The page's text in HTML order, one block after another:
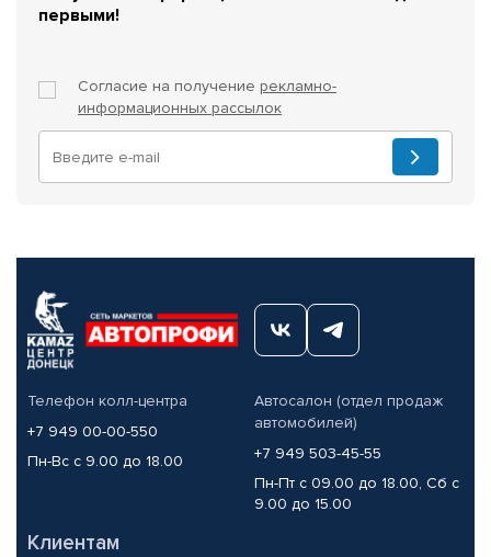
первыми!
Согласие на получение рекламно-
информационных рассылок
Телефон колл-центра
+7 949 00-00-550
Пн-Вс с 9.00 до 18.00
Автосалон (отдел продаж
автомобилей)
+7 949 503-45-55
Пн-Пт с 09.00 до 18.00, Сб с
9.00 до 15.00
Клиентам